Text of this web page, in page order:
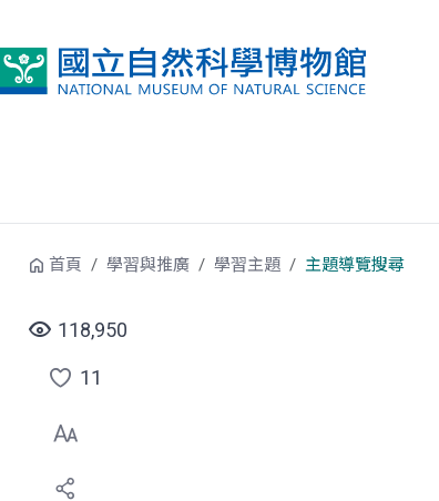
首頁 學習與推廣 學習主題 主題導覽搜尋
118,950
點
選
喜
11